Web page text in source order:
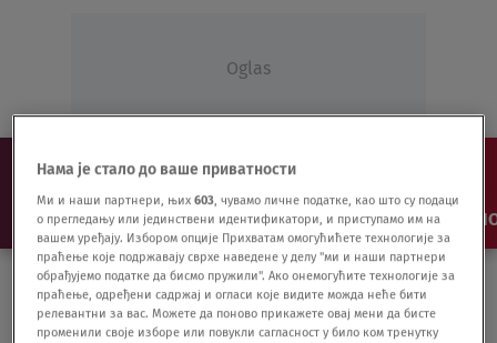
Oglas
NAJNOVIJE VESTI SHOW SPORT VIDEO
Нама је стало до ваше приватности
Ми и наши партнери, њих603, чувамо личне податке, као што су подаци
о прегледању или јединствени идентификатори, и приступамо им на
вашем уређају. Избором опције Прихватам омогућићете технологије за
праћење које подржавају сврхе наведене у делу "ми и наши партнери
обрађујемо податке да бисмо пружили". Ако онемогућите технологије за
праћење, одређени садржај и огласи које видите можда неће бити
релевантни за вас. Можете да поново прикажете овај мени да бисте
променили своје изборе или повукли сагласност у било ком тренутку